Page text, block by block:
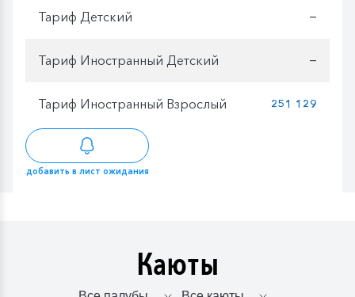
Тариф Детский —
Тариф Иностранный Детский —
Тариф Иностранный Взрослый 251 129
добавить в лист ожидания
Каюты